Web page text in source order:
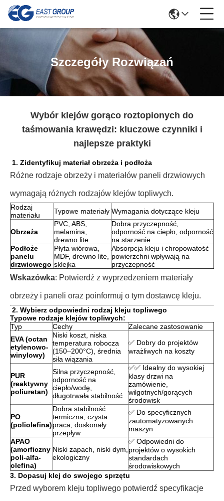
Szczegóły Rozwiązań
Wybór klejów gorąco roztopionych do
taśmowania krawędzi: kluczowe czynniki i
najlepsze praktyki
1. Zidentyfikuj materiał obrzeża i podłoża
Różne rodzaje obrzeży i materiałów paneli drzwiowych
wymagają różnych rodzajów klejów topliwych.
Rodzaj
materiału
Typowe materiały Wymagania dotyczące kleju
Obrzeża
PVC, ABS,
melamina,
drewno lite
Dobra przyczepność,
odporność na ciepło, odporność
na starzenie
Podłoże
panelu
drzwiowego
Płyta wiórowa,
MDF, drewno lite,
sklejka
Absorpcja kleju i chropowatość
powierzchni wpływają na
przyczepność
Wskazówka: Potwierdź z wyprzedzeniem materiały
obrzeży i paneli oraz poinformuj o tym dostawcę kleju.
2. Wybierz odpowiedni rodzaj kleju topliwego
Typowe rodzaje klejów topliwych:
Typ
Cechy
Zalecane zastosowanie
EVA (octan
etylenowo-
winylowy)
Niski koszt, niska
temperatura robocza
(150–200°C), średnia
siła wiązania
✅ Dobry do projektów
wrażliwych na koszty
PUR
(reaktywny
poliuretan)
Silna przyczepność,
odporność na
ciepło/wodę,
długotrwała stabilność
✅✅ Idealny do wysokiej
klasy drzwi na
zamówienie,
wilgotnych/gorących
środowisk
PO
(poliolefina)
Dobra stabilność
termiczna, czysta
praca, doskonały
przepływ
✅ Do specyficznych
zautomatyzowanych
maszyn
APAO
(amorficzny
poli-alfa-
olefina)
Niski zapach, niski dym,
ekologiczny
✅ Odpowiedni do
projektów o wysokich
standardach
środowiskowych
3. Dopasuj klej do swojego sprzętu
Przed wyborem kleju topliwego potwierdź specyfikacje